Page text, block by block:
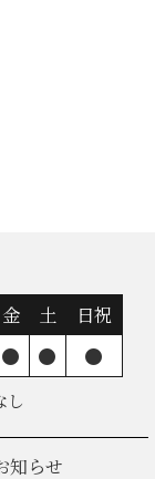
金 土 日祝
● ● ●
し
知らせ